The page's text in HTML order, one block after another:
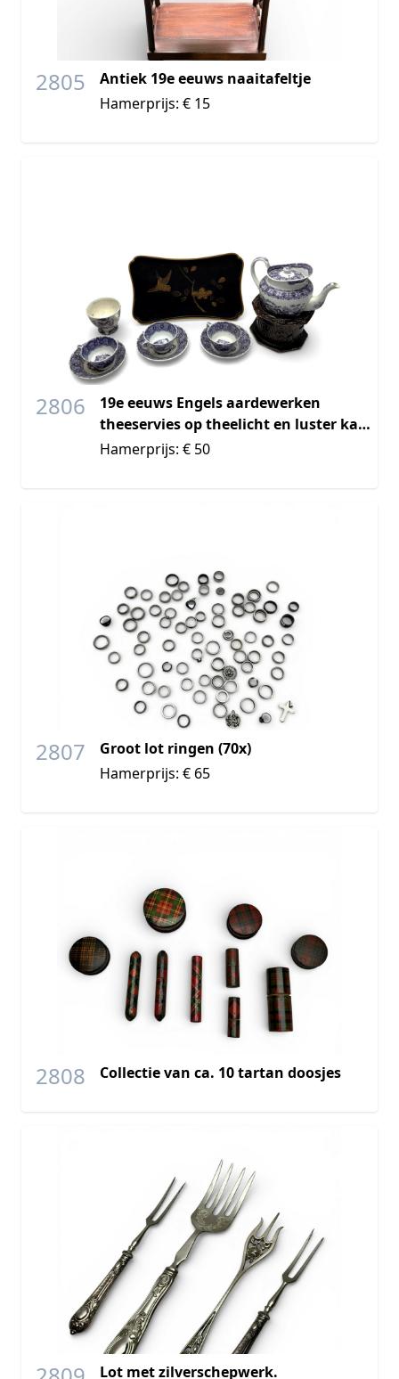
2805
Antiek 19e eeuws naaitafeltje
Hamerprijs: € 15
2806
19e eeuws Engels aardewerken
theeservies op theelicht en luster kan
op Japans dienblad
Hamerprijs: € 50
2807
Groot lot ringen (70x)
Hamerprijs: € 65
2808 Collectie van ca. 10 tartan doosjes
Lot met zilverschepwerk.